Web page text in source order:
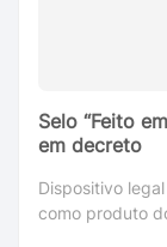
Selo “Feito
em decreto
Dispositivo
como produto